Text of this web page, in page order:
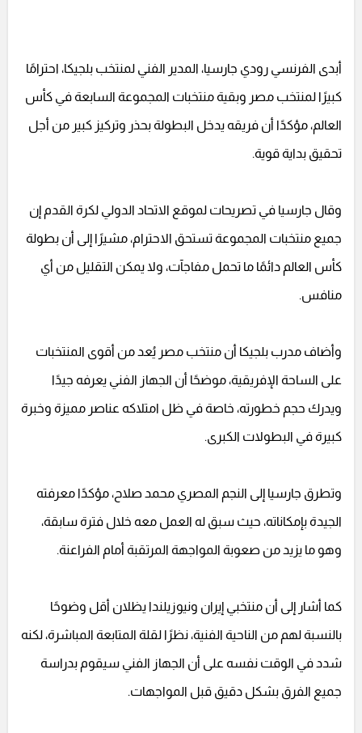
أبدى الفرنسي رودي جارسيا، المدير الفني لمنتخب بلجيكا، احترامًا
كبيرًا لمنتخب مصر وبقية منتخبات المجموعة السابعة في كأس
العالم، مؤكدًا أن فريقه يدخل البطولة بحذر وتركيز كبير من أجل
تحقيق بداية قوية.
وقال جارسيا في تصريحات لموقع الاتحاد الدولي لكرة القدم إن
جميع منتخبات المجموعة تستحق الاحترام، مشيرًا إلى أن بطولة
كأس العالم دائمًا ما تحمل مفاجآت، ولا يمكن التقليل من أي
منافس.
وأضاف مدرب بلجيكا أن منتخب مصر يُعد من أقوى المنتخبات
على الساحة الإفريقية، موضحًا أن الجهاز الفني يعرفه جيدًا
ويدرك حجم خطورته، خاصة في ظل امتلاكه عناصر مميزة وخبرة
كبيرة في البطولات الكبرى.
وتطرق جارسيا إلى النجم المصري محمد صلاح، مؤكدًا معرفته
الجيدة بإمكاناته، حيث سبق له العمل معه خلال فترة سابقة،
وهو ما يزيد من صعوبة المواجهة المرتقبة أمام الفراعنة.
كما أشار إلى أن منتخبي إيران ونيوزيلندا يظلان أقل وضوحًا
بالنسبة لهم من الناحية الفنية، نظرًا لقلة المتابعة المباشرة، لكنه
شدد في الوقت نفسه على أن الجهاز الفني سيقوم بدراسة
جميع الفرق بشكل دقيق قبل المواجهات.